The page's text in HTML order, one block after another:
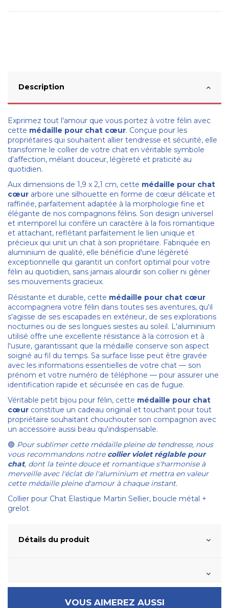
Description
Exprimez tout l'amour que vous portez à votre félin avec
cette médaille pour chat cœur. Conçue pour les
propriétaires qui souhaitent allier tendresse et sécurité, elle
transforme le collier de votre chat en véritable symbole
d'affection, mêlant douceur, légèreté et praticité au
quotidien.
Aux dimensions de 1,9 x 2,1 cm, cette médaille pour chat
cœur arbore une silhouette en forme de cœur délicate et
raffinée, parfaitement adaptée à la morphologie fine et
élégante de nos compagnons félins. Son design universel
et intemporel lui confère un caractère à la fois romantique
et attachant, reflétant parfaitement le lien unique et
précieux qui unit un chat à son propriétaire. Fabriquée en
aluminium de qualité, elle bénéficie d'une légèreté
exceptionnelle qui garantit un confort optimal pour votre
félin au quotidien, sans jamais alourdir son collier ni gêner
ses mouvements gracieux.
Résistante et durable, cette médaille pour chat cœur
accompagnera votre félin dans toutes ses aventures, qu'il
s'agisse de ses escapades en extérieur, de ses explorations
nocturnes ou de ses longues siestes au soleil. L'aluminium
utilisé offre une excellente résistance à la corrosion et à
l'usure, garantissant que la médaille conserve son aspect
soigné au fil du temps. Sa surface lisse peut être gravée
avec les informations essentielles de votre chat — son
prénom et votre numéro de téléphone — pour assurer une
identification rapide et sécurisée en cas de fugue.
Véritable petit bijou pour félin, cette médaille pour chat
cœur constitue un cadeau original et touchant pour tout
propriétaire souhaitant chouchouter son compagnon avec
un accessoire aussi beau qu'indispensable.
🟣 Pour sublimer cette médaille pleine de tendresse, nous
vous recommandons notre collier violet réglable pour
chat, dont la teinte douce et romantique s'harmonise à
merveille avec l'éclat de l'aluminium et mettra en valeur
cette médaille pleine d'amour à chaque instant.
Collier pour Chat Elastique Martin Sellier, boucle métal +
grelot
Détails du produit
VOUS AIMEREZ AUSSI